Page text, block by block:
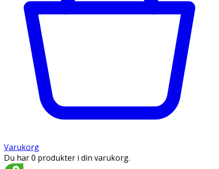
Varukorg
Du har 0 produkter i din varukorg.